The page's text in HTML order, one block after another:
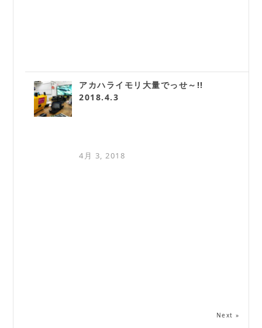
アカハライモリ大量でっせ～!!
2018.4.3
4月 3, 2018
Next »